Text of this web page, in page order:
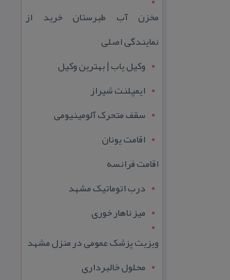
مخزن آب طبرستان خرید از
نمایندگی اصلی
وکیل یاب | بهترین وکیل
ایمپلنت شیراز
سقف متحرک آلومینیومی
اقامت یونان
اقامت فرانسه
درب اتوماتیک مشهد
میز ناهار خوری
ویزیت پزشک عمومی در منزل مشهد
محلول خالبرداری